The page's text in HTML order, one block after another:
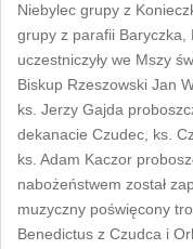
Niebylec grupy z
grupy z parafii Baryczka,
uczestniczyły we Mszy
Biskup Rzeszowski Jan
ks. Jerzy Gajda
dekanacie Czudec, ks.
ks. Adam Kaczor
nabożeństwem został
muzyczny poświęcony
Benedictus z Czudca i